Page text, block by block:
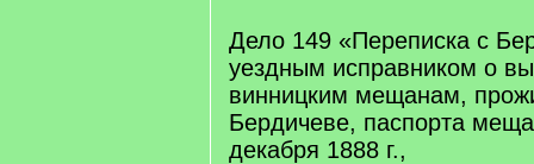
Дело 149 «Переписка с
уездным исправником о
винницким мещанам,
Бердичеве, паспорта
декабря 1888 г.,